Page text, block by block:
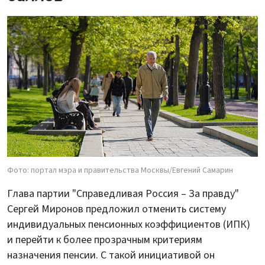
Фото: портал мэра и правительства Москвы/Евгений Самарин
Глава партии "Справедливая Россия – За правду"
Сергей Миронов предложил отменить систему
индивидуальных пенсионных коэффициентов (ИПК)
и перейти к более прозрачным критериям
назначения пенсии. С такой инициативой он